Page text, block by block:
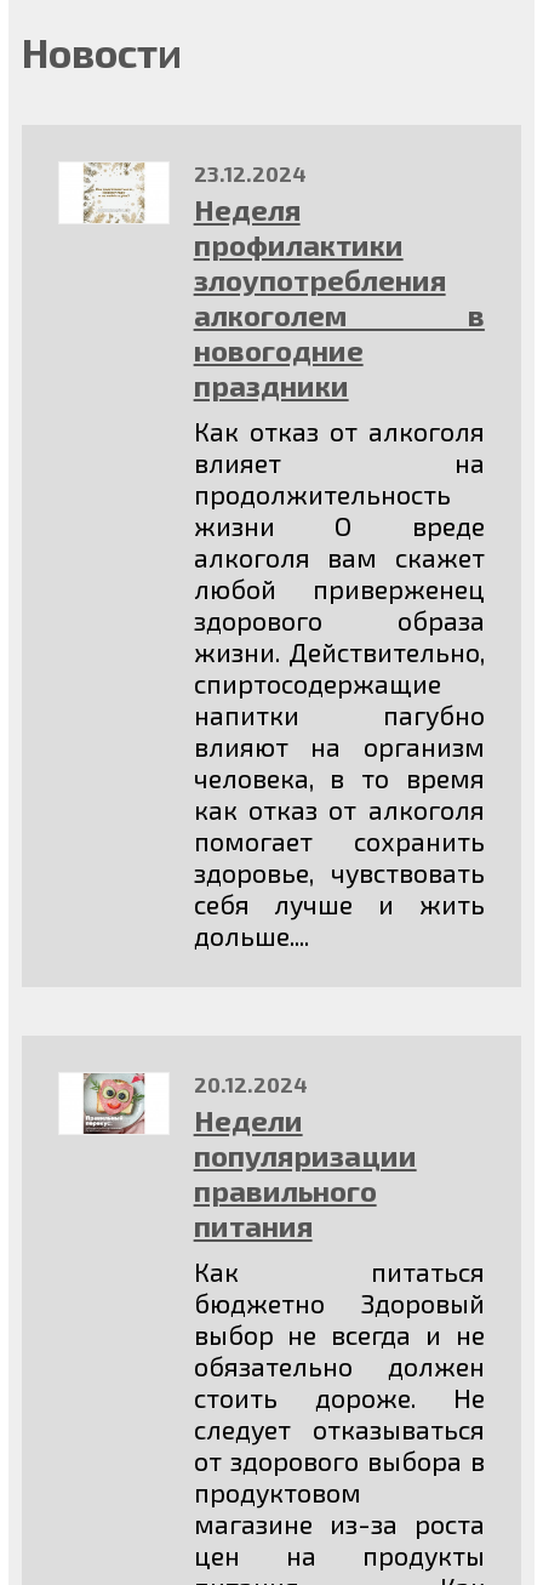
Новости
23.12.2024
Неделя
профилактики
злоупотребления
алкоголем в
новогодние
праздники
Как отказ от алкоголя
влияет на
продолжительность
жизни О вреде
алкоголя вам скажет
любой приверженец
здорового образа
жизни. Действительно,
спиртосодержащие
напитки пагубно
влияют на организм
человека, в то время
как отказ от алкоголя
помогает сохранить
здоровье, чувствовать
себя лучше и жить
дольше....
20.12.2024
Недели
популяризации
правильного
питания
Как питаться
бюджетно Здоровый
выбор не всегда и не
обязательно должен
стоить дороже. Не
следует отказываться
от здорового выбора в
продуктовом
магазине из-за роста
цен на продукты